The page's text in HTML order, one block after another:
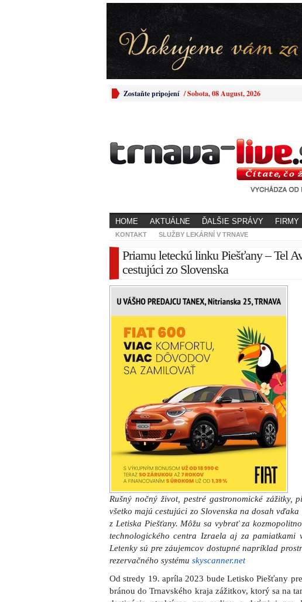
Zostaňte pripojení /Sobota, 08 August, 2026
HOME AKTUÁLNE ĎALŠIE SPRÁVY FIRMY
KONTAKT SLUŽBY LEKÁRNÍ V TRNAVE
Priamu leteckú linku Piešťany – Tel
cestujúci zo Slovenska
Rušný nočný život, pestré gastronomické zážitky,
všetko majú cestujúci zo Slovenska na dosah
z Letiska Piešťany. Môžu sa vybrať za
technologického centra Izraela aj za pamiatkami
Letenky sú pre záujemcov dostupné napríklad
rezervačného systému skyscanner.net
Od stredy 19. apríla 2023 bude Letisko Piešťany
bránou do Trnavského kraja zážitkov, ktorý sa na